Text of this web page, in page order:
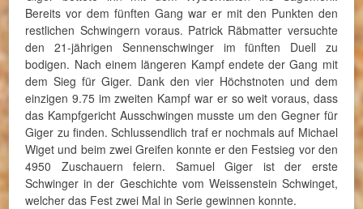
Bereits vor dem fünften Gang war er mit den Punkten den
restlichen Schwingern voraus. Patrick Räbmatter versuchte
den 21-jährigen Sennenschwinger im fünften Duell zu
bodigen. Nach einem längeren Kampf endete der Gang mit
dem Sieg für Giger. Dank den vier Höchstnoten und dem
einzigen 9.75 im zweiten Kampf war er so weit voraus, dass
das Kampfgericht Ausschwingen musste um den Gegner für
Giger zu finden. Schlussendlich traf er nochmals auf Michael
Wiget und beim zwei Greifen konnte er den Festsieg vor den
4950 Zuschauern feiern. Samuel Giger ist der erste
Schwinger in der Geschichte vom Weissenstein Schwinget,
welcher das Fest zwei Mal in Serie gewinnen konnte.